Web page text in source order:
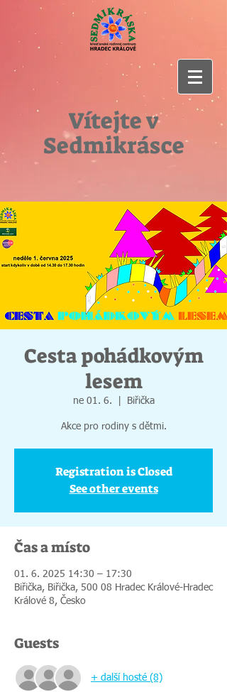
Vítejte v
Sedmikrásce
Cesta pohádkovým
lesem
ne 01. 6. Biřička
Akce pro rodiny s dětmi.
Registration is Closed
See other events
Čas a místo
01. 6. 2025 14:30 – 17:30
Biřička, Biřička, 500 08 Hradec Králové-Hradec
Králové 8, Česko
Guests
+ další hosté (8)